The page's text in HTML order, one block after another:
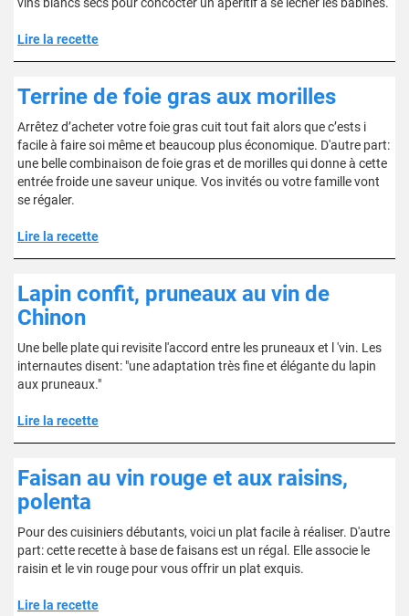
Lire la recette
Terrine de foie gras aux morilles
Arrêtez d’acheter votre foie gras cuit tout fait alors que c’ests i
facile à faire soi même et beaucoup plus économique. D'autre part:
une belle combinaison de foie gras et de morilles qui donne à cette
entrée froide une saveur unique. Vos invités ou votre famille vont
se régaler.
Lire la recette
Lapin confit, pruneaux au vin de
Chinon
Une belle plate qui revisite l'accord entre les pruneaux et l 'vin. Les
internautes disent: "une adaptation très fine et élégante du lapin
aux pruneaux."
Lire la recette
Faisan au vin rouge et aux raisins,
polenta
Pour des cuisiniers débutants, voici un plat facile à réaliser. D'autre
part: cette recette à base de faisans est un régal. Elle associe le
raisin et le vin rouge pour vous offrir un plat exquis.
Lire la recette